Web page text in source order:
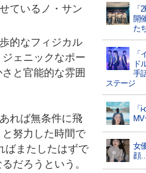
ているノ・サン
的なフィジカル
ェニックなポー
と官能的な雰囲
れば無条件に飛
努力した時間で
ばまたしたはずで
だろうという。
「
開
た
「
ド
手
ステージ
「
女
顔